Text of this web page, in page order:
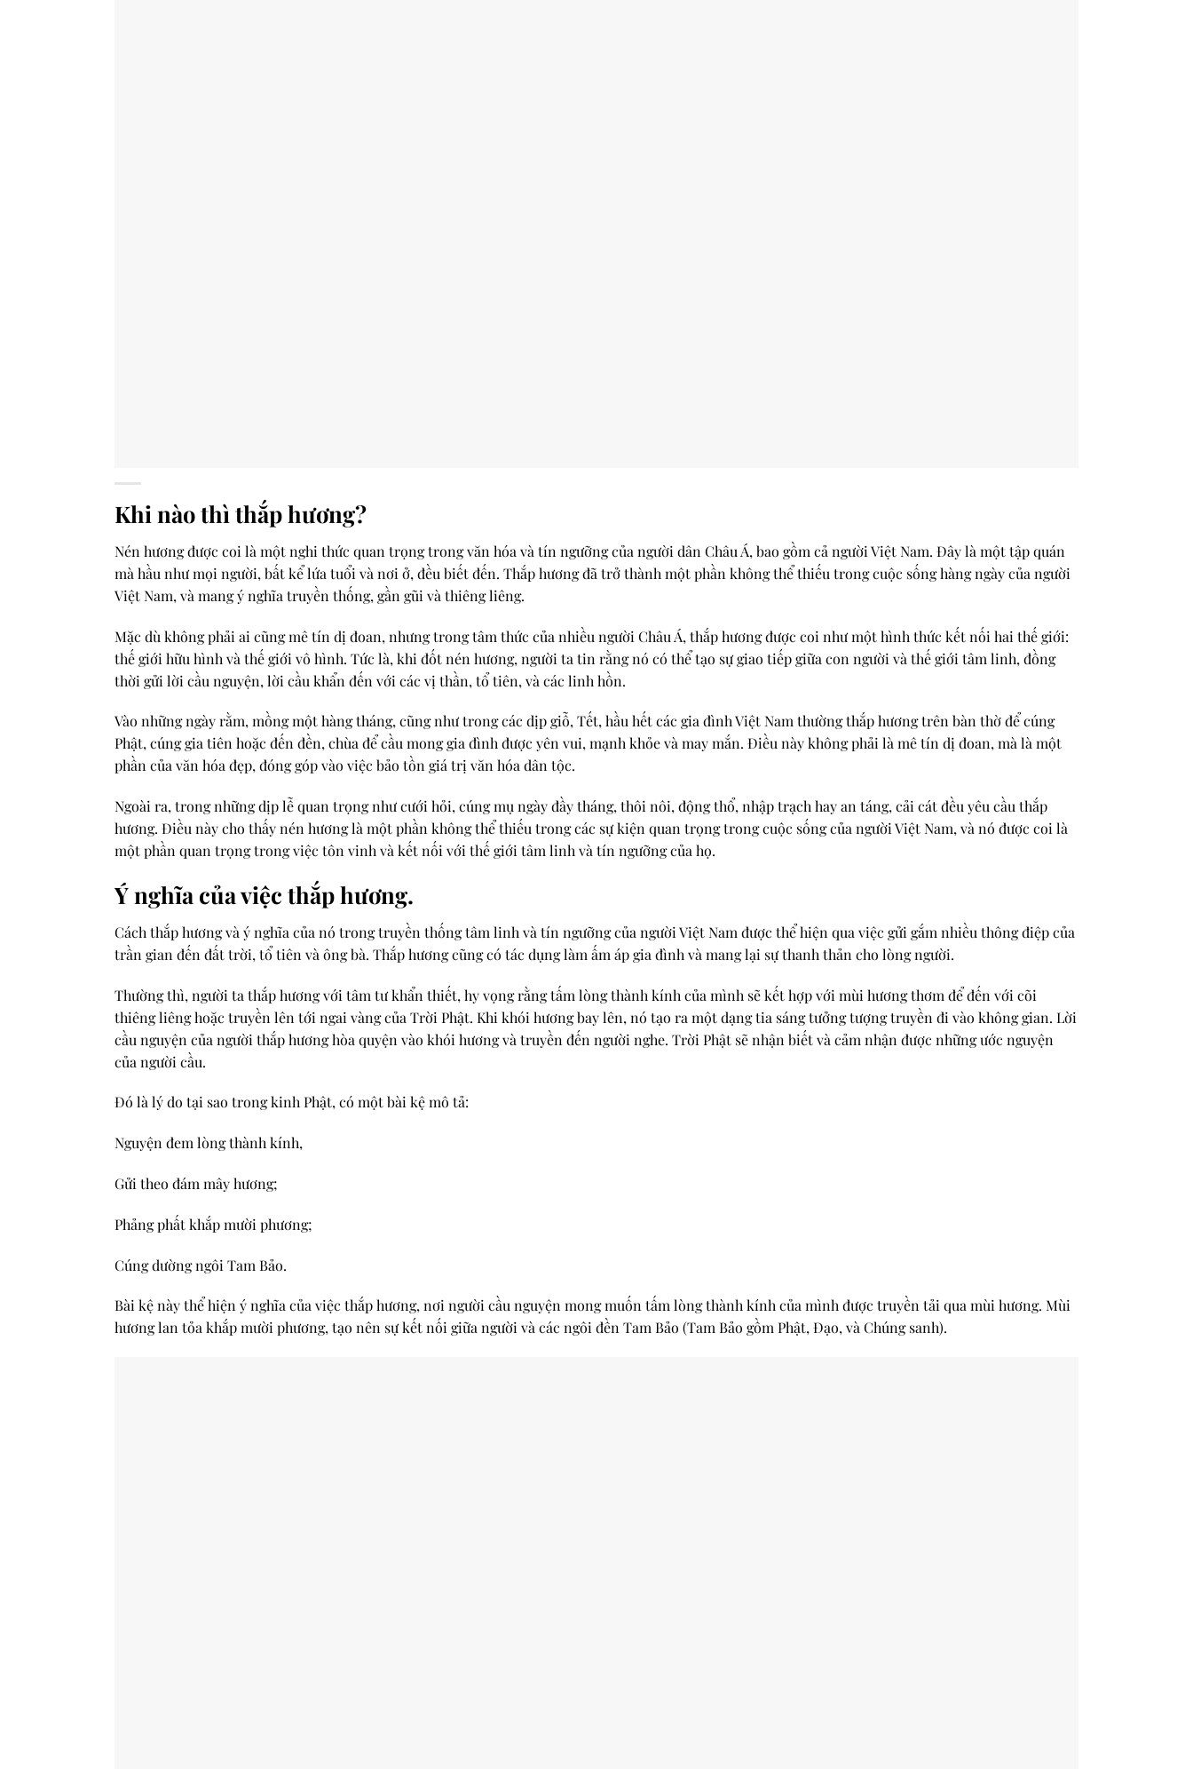
Khi nào thì thắp hương?
Nén hương được coi là một nghi thức quan trọng trong văn hóa và tín ngưỡng của người dân Châu Á, bao gồm cả người Việt Nam. Đây là một tập quán
mà hầu như mọi người, bất kể lứa tuổi và nơi ở, đều biết đến. Thắp hương đã trở thành một phần không thể thiếu trong cuộc sống hàng ngày của người
Việt Nam, và mang ý nghĩa truyền thống, gần gũi và thiêng liêng.
Mặc dù không phải ai cũng mê tín dị đoan, nhưng trong tâm thức của nhiều người Châu Á, thắp hương được coi như một hình thức kết nối hai thế giới:
thế giới hữu hình và thế giới vô hình. Tức là, khi đốt nén hương, người ta tin rằng nó có thể tạo sự giao tiếp giữa con người và thế giới tâm linh, đồng
thời gửi lời cầu nguyện, lời cầu khẩn đến với các vị thần, tổ tiên, và các linh hồn.
Vào những ngày rằm, mồng một hàng tháng, cũng như trong các dịp giỗ, Tết, hầu hết các gia đình Việt Nam thường thắp hương trên bàn thờ để cúng
Phật, cúng gia tiên hoặc đến đền, chùa để cầu mong gia đình được yên vui, mạnh khỏe và may mắn. Điều này không phải là mê tín dị đoan, mà là một
phần của văn hóa đẹp, đóng góp vào việc bảo tồn giá trị văn hóa dân tộc.
Ngoài ra, trong những dịp lễ quan trọng như cưới hỏi, cúng mụ ngày đầy tháng, thôi nôi, động thổ, nhập trạch hay an táng, cải cát đều yêu cầu thắp
hương. Điều này cho thấy nén hương là một phần không thể thiếu trong các sự kiện quan trọng trong cuộc sống của người Việt Nam, và nó được coi là
một phần quan trọng trong việc tôn vinh và kết nối với thế giới tâm linh và tín ngưỡng của họ.
Ý nghĩa của việc thắp hương.
Cách thắp hương và ý nghĩa của nó trong truyền thống tâm linh và tín ngưỡng của người Việt Nam được thể hiện qua việc gửi gắm nhiều thông điệp của
trần gian đến đất trời, tổ tiên và ông bà. Thắp hương cũng có tác dụng làm ấm áp gia đình và mang lại sự thanh thản cho lòng người.
Thường thì, người ta thắp hương với tâm tư khẩn thiết, hy vọng rằng tấm lòng thành kính của mình sẽ kết hợp với mùi hương thơm để đến với cõi
thiêng liêng hoặc truyền lên tới ngai vàng của Trời Phật. Khi khói hương bay lên, nó tạo ra một dạng tia sáng tưởng tượng truyền đi vào không gian. Lời
cầu nguyện của người thắp hương hòa quyện vào khói hương và truyền đến người nghe. Trời Phật sẽ nhận biết và cảm nhận được những ước nguyện
của người cầu.
Đó là lý do tại sao trong kinh Phật, có một bài kệ mô tả:
Nguyện đem lòng thành kính,
Gửi theo đám mây hương;
Phảng phất khắp mười phương;
Cúng dường ngôi Tam Bảo.
Bài kệ này thể hiện ý nghĩa của việc thắp hương, nơi người cầu nguyện mong muốn tấm lòng thành kính của mình được truyền tải qua mùi hương. Mùi
hương lan tỏa khắp mười phương, tạo nên sự kết nối giữa người và các ngôi đền Tam Bảo (Tam Bảo gồm Phật, Đạo, và Chúng sanh).